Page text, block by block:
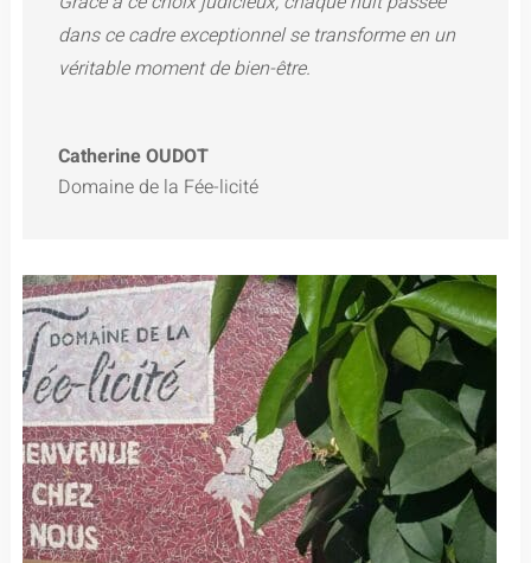
dans ce cadre exceptionnel se transforme en un
véritable moment de bien-être.
Catherine OUDOT
Domaine de la Fée-licité